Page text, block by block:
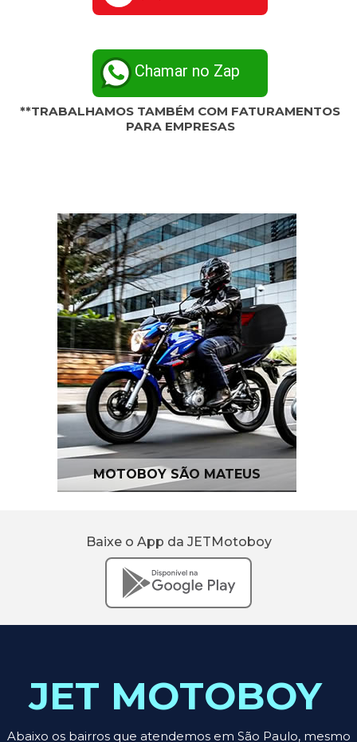
Chamar no Zap
**TRABALHAMOS TAMBÉM COM FATURAMENTOS
PARA EMPRESAS
MOTOBOY SÃO MATEUS
Baixe o App da JETMotoboy
JET MOTOBOY
Abaixo os bairros que atendemos em São Paulo, mesmo